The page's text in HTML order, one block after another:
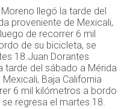
llegó la tarde del
proveniente de Mexicali,
de recorrer 6 mil
de su bicicleta, se
18.Juan Dorantes
tarde del sábado a Mérida
Baja California
6 mil kilómetros a bordo
regresa el martes 18.